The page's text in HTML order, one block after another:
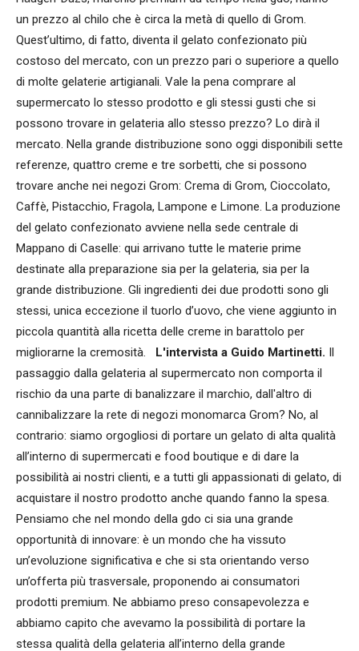
un prezzo al chilo che è circa la metà di quello di Grom.
Quest’ultimo, di fatto, diventa il gelato confezionato più
costoso del mercato, con un prezzo pari o superiore a quello
di molte gelaterie artigianali. Vale la pena comprare al
supermercato lo stesso prodotto e gli stessi gusti che si
possono trovare in gelateria allo stesso prezzo? Lo dirà il
mercato. Nella grande distribuzione sono oggi disponibili sette
referenze, quattro creme e tre sorbetti, che si possono
trovare anche nei negozi Grom: Crema di Grom, Cioccolato,
Caffè, Pistacchio, Fragola, Lampone e Limone. La produzione
del gelato confezionato avviene nella sede centrale di
Mappano di Caselle: qui arrivano tutte le materie prime
destinate alla preparazione sia per la gelateria, sia per la
grande distribuzione. Gli ingredienti dei due prodotti sono gli
stessi, unica eccezione il tuorlo d’uovo, che viene aggiunto in
piccola quantità alla ricetta delle creme in barattolo per
migliorarne la cremosità. L'intervista a Guido Martinetti. Il
passaggio dalla gelateria al supermercato non comporta il
rischio da una parte di banalizzare il marchio, dall'altro di
cannibalizzare la rete di negozi monomarca Grom? No, al
contrario: siamo orgogliosi di portare un gelato di alta qualità
all’interno di supermercati e food boutique e di dare la
possibilità ai nostri clienti, e a tutti gli appassionati di gelato, di
acquistare il nostro prodotto anche quando fanno la spesa.
Pensiamo che nel mondo della gdo ci sia una grande
opportunità di innovare: è un mondo che ha vissuto
un’evoluzione significativa e che si sta orientando verso
un’offerta più trasversale, proponendo ai consumatori
prodotti premium. Ne abbiamo preso consapevolezza e
abbiamo capito che avevamo la possibilità di portare la
stessa qualità della gelateria all’interno della grande